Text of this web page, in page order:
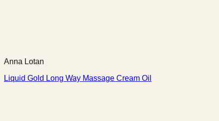
Anna Lotan
Liquid Gold Long Way Massage Cream Oil